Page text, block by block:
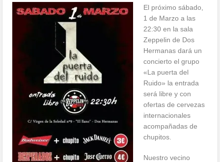
El próximo sábado,
1 de Marzo a las
22:30 en la sala
Zeppelin de Dos
Hermanas dará un
concierto el grupo
«La puerta del
Ruido» la entrada
será libre y con
ofertas de cervezas
internacionales
acompañadas de
chupitos.
Nuestro vecino